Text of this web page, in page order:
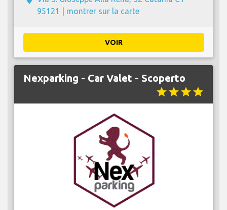
95121 | montrer sur la carte
VOIR
Nexparking - Car Valet - Scoperto
starstarstarstar